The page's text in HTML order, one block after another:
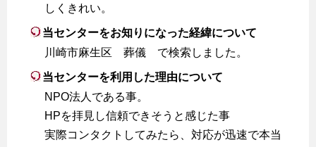
しくきれい。
当センターをお知りになった経緯について
川崎市麻生区 葬儀 で検索しました。
当センターを利用した理由について
NPO法人である事。
HPを拝見し信頼できそうと感じた事
実際コンタクトしてみたら、対応が迅速で本当